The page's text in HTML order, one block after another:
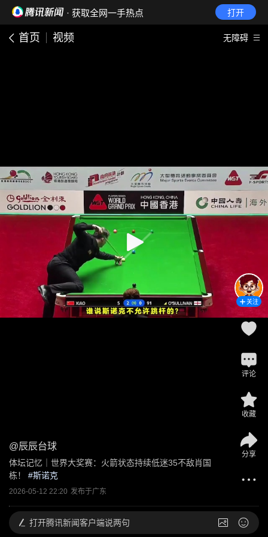
· 获取全网一手热点 打开
首页 视频 无障碍
@辰辰台球
体坛记忆｜世界大奖赛：火箭状态持续低迷35不敌肖国
栋！
#斯诺克
2026-05-12 22:20 发布于广东
关注
评论
收藏
分享
打开腾讯新闻客户端说两句